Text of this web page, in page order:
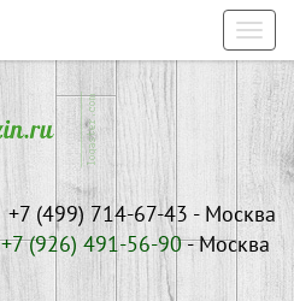
+7 (499) 714-67-43 - Москва
+7 (926)491-56-90- Москва